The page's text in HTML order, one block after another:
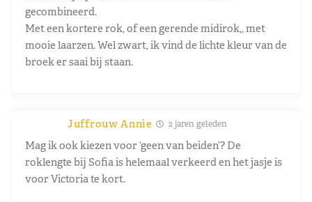
gecombineerd.
Met een kortere rok, of een gerende midirok,, met
mooie laarzen. Wel zwart, ik vind de lichte kleur van de
broek er saai bij staan.
Juffrouw Annie 2 jaren geleden
Mag ik ook kiezen voor ‘geen van beiden’? De
roklengte bij Sofia is helemaal verkeerd en het jasje is
voor Victoria te kort.